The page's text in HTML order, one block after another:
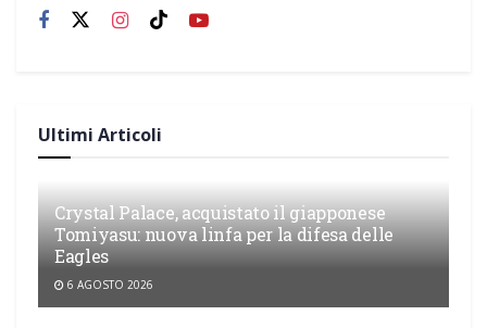
Ultimi Articoli
Crystal Palace, acquistato il giapponese
Tomiyasu: nuova linfa per la difesa delle
Eagles
6 AGOSTO 2026